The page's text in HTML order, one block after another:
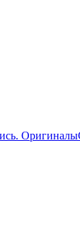
Оригиналы